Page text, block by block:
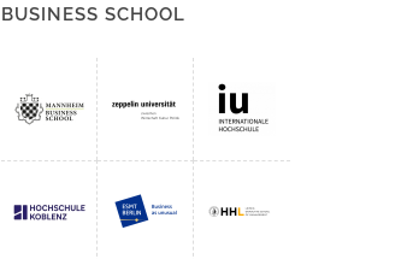
BUSINESS SCHOOL